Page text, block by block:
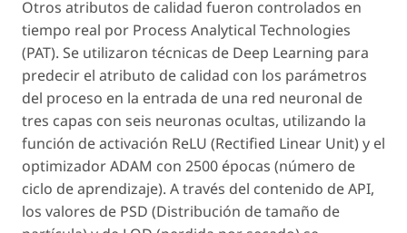
Otros atributos de calidad fueron controlados en
tiempo real por Process Analytical Technologies
(PAT). Se utilizaron técnicas de Deep Learning para
predecir el atributo de calidad con los parámetros
del proceso en la entrada de una red neuronal de
tres capas con seis neuronas ocultas, utilizando la
función de activación ReLU (Rectified Linear Unit) y el
optimizador ADAM con 2500 épocas (número de
ciclo de aprendizaje). A través del contenido de API,
los valores de PSD (Distribución de tamaño de